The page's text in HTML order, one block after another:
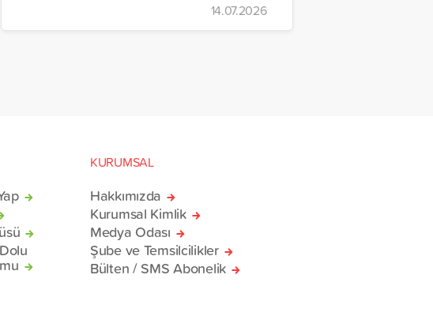
14.07.2026
KURUMSAL
Hakkımızda
Kurumsal Kimlik
Medya Odası
Şube ve Temsilcilikler
Bülten / SMS Abonelik